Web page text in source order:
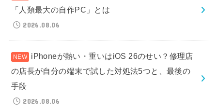
「人類最大の自作PC」とは
2026.08.06
iPhoneが熱い・重いはiOS 26のせい？修理店
の店長が自分の端末で試した対処法5つと、最後の
手段
2026.08.06